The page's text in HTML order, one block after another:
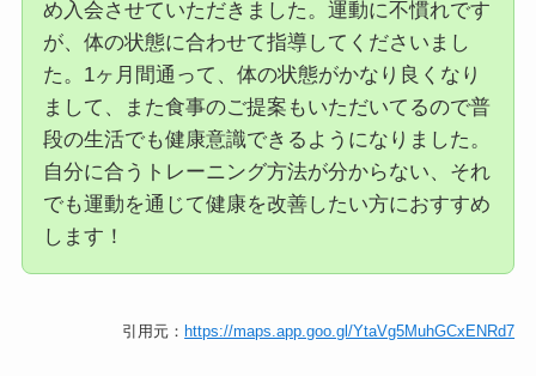
め入会させていただきました。運動に不慣れです
が、体の状態に合わせて指導してくださいまし
た。1ヶ月間通って、体の状態がかなり良くなり
まして、また食事のご提案もいただいてるので普
段の生活でも健康意識できるようになりました。
自分に合うトレーニング方法が分からない、それ
でも運動を通じて健康を改善したい方におすすめ
します！
引用元： https://maps.app.goo.gl/YtaVg5MuhGCxENRd7